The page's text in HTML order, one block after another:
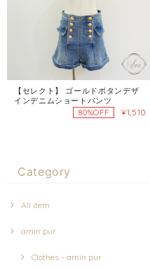
【セレクト】 ゴールドボタンデザ
インデニムショートパンツ
80%OFF
¥1,510
Category
All item
amin pur
Clothes - amin pur